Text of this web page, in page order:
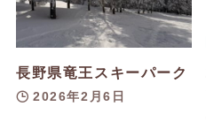
長野県竜王スキーパーク
2026年2月6日